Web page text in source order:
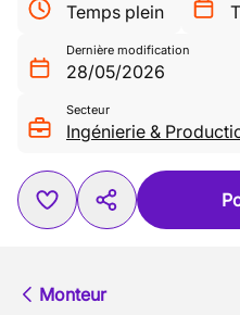
Temps plein
Dernière modification
28/05/2026
Secteur
Ingénierie &
Monteur